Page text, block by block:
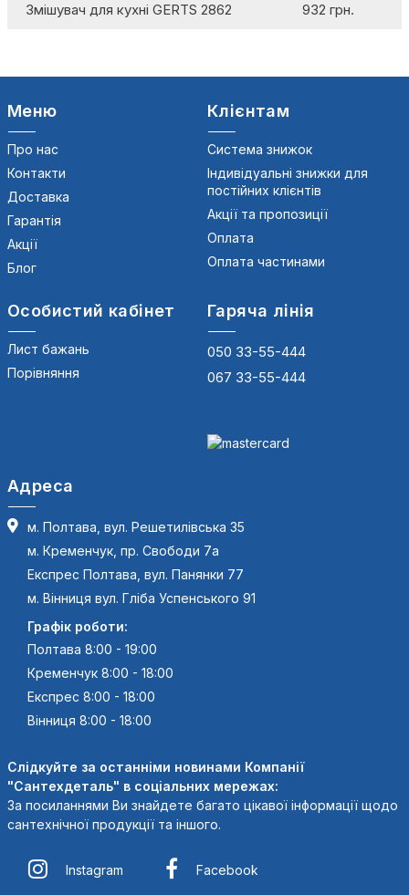
Змішувач для кухні GERTS 2862 932 грн.
Меню
Про нас
Контакти
Доставка
Гарантія
Акції
Блог
Клієнтам
Система знижок
Індивідуальні знижки для
постійних клієнтів
Акції та пропозиції
Оплата
Оплата частинами
Особистий кабінет
Лист бажань
Порівняння
Гаряча лінія
050 33-55-444
067 33-55-444
Адреса
м. Полтава, вул. Решетилівська 35
м. Кременчук, пр. Свободи 7а
Експрес Полтава, вул. Панянки 77
м. Вінниця вул. Гліба Успенського 91
Графік роботи:
Полтава 8:00 - 19:00
Кременчук 8:00 - 18:00
Експрес 8:00 - 18:00
Вінниця 8:00 - 18:00
Слідкуйте за останніми новинами Компанії
"Сантехдеталь" в соціальних мережах:
За посиланнями Ви знайдете багато цікавої інформації щодо
сантехнічної продукції та іншого.
Instagram Facebook